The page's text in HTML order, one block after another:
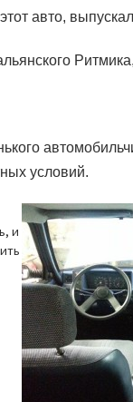
авто,
условий.
и